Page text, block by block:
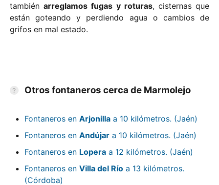
tambiénarreglamos fugas y roturas, cisternas que
están goteando y perdiendo agua o cambios de
grifos en mal estado.
Otros fontaneros cerca de Marmolejo
Fontaneros en Arjonilla a 10 kilómetros. (Jaén)
Fontaneros en Andújar a 10 kilómetros. (Jaén)
Fontaneros en Lopera a 12 kilómetros. (Jaén)
Fontaneros en Villa del Río a 13 kilómetros.
(Córdoba)